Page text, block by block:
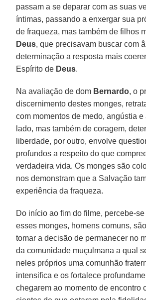
passam a se deparar com as suas
íntimas, passando a enxergar sua
de fraqueza, mas também de filhos
Deus, que precisavam buscar com
determinação a resposta mais
Espírito de Deus.
Na avaliação de dom Bernardo, o
discernimento destes monges,
com momentos de medo, angústia
lado, mas também de coragem,
liberdade, por outro, envolve
profundos a respeito do que
verdadeira vida. Os monges são
nos demonstram que a Salvação
experiência da fraqueza.
Do início ao fim do filme, percebe-
esses monges, homens comuns,
tomar a decisão de permanecer no
da comunidade muçulmana a qual
neles próprios uma comunhão
intensifica e os fortalece
chegarem ao momento de encontro